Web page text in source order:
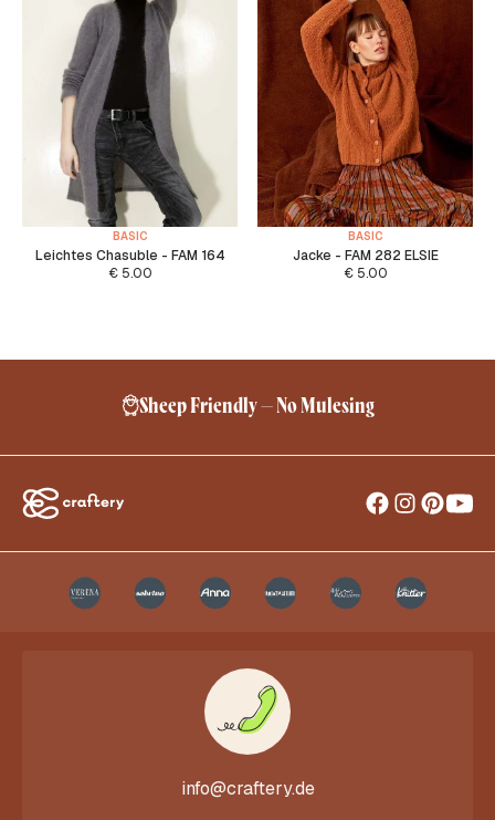
BASIC
Leichtes Chasuble - FAM 164
€5.00
BASIC
Jacke - FAM 282 ELSIE
€5.00
Sheep Friendly – No Mulesing
info@craftery.de